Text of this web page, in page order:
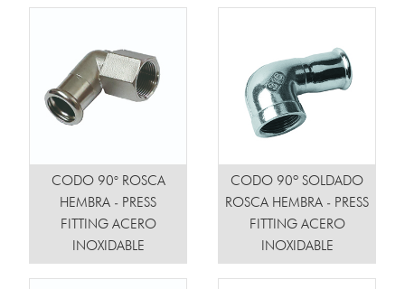
CODO 90° ROSCA
HEMBRA - PRESS
FITTING ACERO
INOXIDABLE
CODO 90º SOLDADO
ROSCA HEMBRA - PRESS
FITTING ACERO
INOXIDABLE